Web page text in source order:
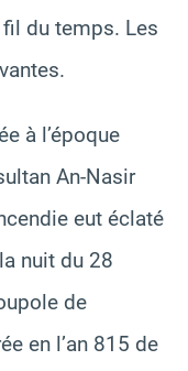
du temps. Les
à l’époque
An-Nasir
eut éclaté
nuit du 28
de
en l’an 815 de